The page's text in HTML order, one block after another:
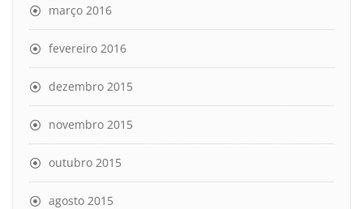
março 2016
fevereiro 2016
dezembro 2015
novembro 2015
outubro 2015
agosto 2015